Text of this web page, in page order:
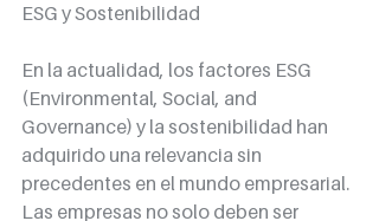
ESG y Sostenibilidad
En la actualidad, los factores ESG
(Environmental, Social, and
Governance) y la sostenibilidad han
adquirido una relevancia sin
precedentes en el mundo empresarial.
Las empresas no solo deben ser